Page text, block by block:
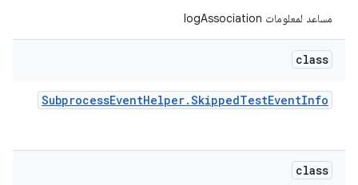
مساعد لمعلومات logAssociation
class
SubprocessEventHelper.SkippedTestEventInfo
class